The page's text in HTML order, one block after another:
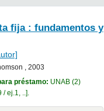
fija : fundamentos y
, 2003
préstamo: UNAB(2)
/ ej.1, .. .